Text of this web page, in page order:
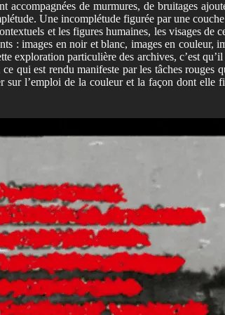
de murmures, de bruitages
Une incomplétude figurée par une
et les figures humaines, les visages
: images en noir et blanc, images en couleur,
exploration particulière des archives, c’est
qui est rendu manifeste par les tâches
sur l’emploi de la couleur et la façon dont